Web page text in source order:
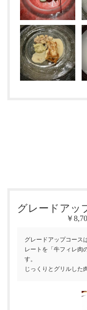
グレードアッ
￥
グレードアップコース
レートを「牛フィレ肉
す。
じっくりとグリルした